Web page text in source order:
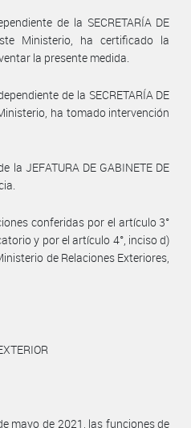
de la SECRETARÍA DE
Ministerio, ha certificado la
la presente medida.
de la SECRETARÍA DE
ha tomado intervención
la JEFATURA DE GABINETE DE
conferidas por el artículo 3°
y por el artículo 4°, inciso d)
de Relaciones Exteriores,
mayo de 2021, las funciones de